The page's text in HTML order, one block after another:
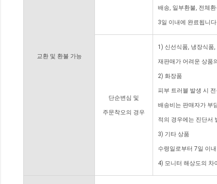
교환 및 환불 가능
배송, 일부환불, 전체
3일 이내에 완료됩니
단순변심 및
주문착오의 경우
1) 신선식품, 냉장식품
재판매가 어려운 상품
2) 화장품
피부 트러블 발생 시
배송비는 판매자가 부
적의 경우에는 진단서
3) 기타 상품
수령일로부터 7일 이
4) 모니터 해상도의 차